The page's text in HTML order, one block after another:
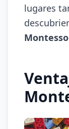
lugares